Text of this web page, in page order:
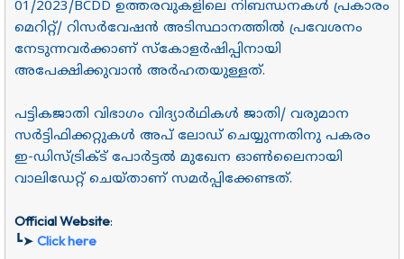
01/2023/BCDD ഉത്തരവുകളിലെ നിബന്ധനകൾ പ്രകാരം
മെറിറ്റ്/ റിസർവേഷൻ അടിസ്ഥാനത്തിൽ പ്രവേശനം
നേടുന്നവർക്കാണ് സ്കോളർഷിപ്പിനായി
അപേക്ഷിക്കുവാൻ അർഹതയുള്ളത്.
പട്ടികജാതി വിഭാഗം വിദ്യാർഥികൾ ജാതി/ വരുമാന
സർട്ടിഫിക്കറ്റുകൾ അപ് ലോഡ് ചെയ്യുന്നതിനു പകരം
ഇ-ഡിസ്ട്രിക്ട് പോർട്ടൽ മുഖേന ഓൺലൈനായി
വാലിഡേറ്റ് ചെയ്താണ് സമർപ്പിക്കേണ്ടത്.
Official Website:
┗➤ Click here